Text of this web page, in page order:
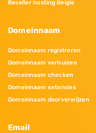
Reseller hosting Belgie
Domeinnaam
Domeinnaam registreren
Domeinnaam verhuizen
Domeinnaam checken
Domeinnaam extensies
Domeinnaam doorverwijzen
Email